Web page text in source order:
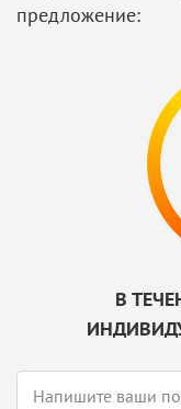
предложение:
В